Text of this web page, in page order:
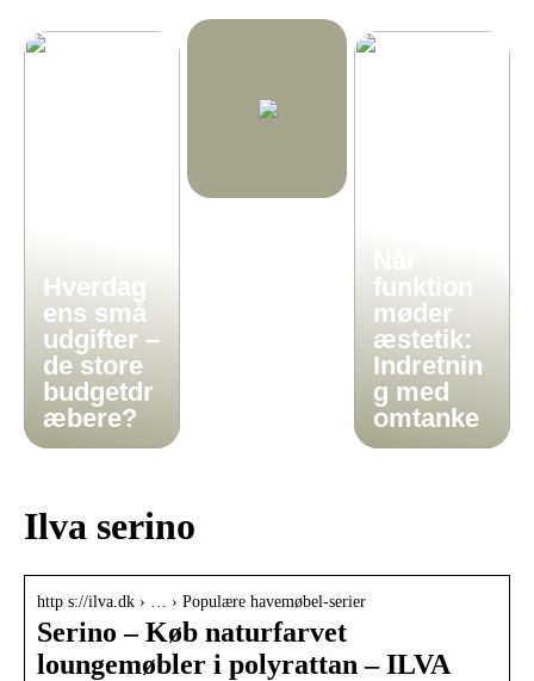
Hverdag
ens små
udgifter –
de store
budgetdr
æbere?
funktion
møder
æstetik:
Indretnin
g med
omtanke
Ilva serino
http s://ilva.dk › … › Populære havemøbel-serier
Serino – Køb naturfarvet
loungemøbler i polyrattan – ILVA